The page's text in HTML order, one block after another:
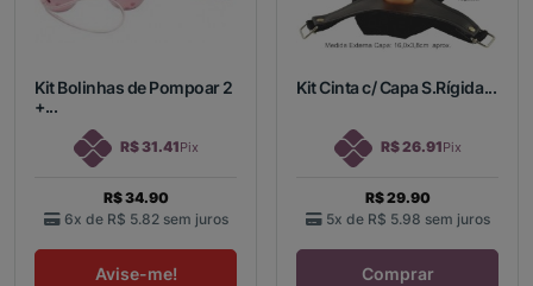
Kit Bolinhas de Pompoar 2
+...
R$ 31.41Pix
R$ 34.90
6x de R$ 5.82 sem juros
Avise-me!
Kit Cinta c/ Capa S.Rígida...
R$ 26.91Pix
R$ 29.90
5x de R$ 5.98 sem juros
Comprar